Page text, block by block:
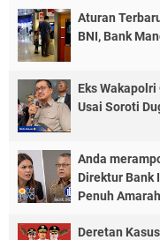
Aturan
BNI, Bank
Eks
Usai Soroti
Anda
Direktur Bank
Penuh Amarah
Deretan